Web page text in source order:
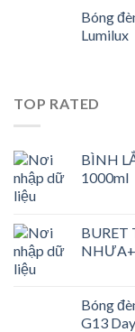
Bóng
Lumilux
TOP RATED
BÌNH
1000ml
Bóng
G13